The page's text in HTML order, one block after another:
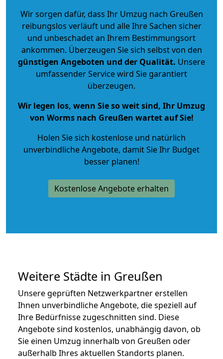
Wir sorgen dafür, dass Ihr Umzug nach Greußen
reibungslos verläuft und alle Ihre Sachen sicher
und unbeschadet an Ihrem Bestimmungsort
ankommen. Überzeugen Sie sich selbst von den
günstigen Angeboten und der Qualität. Unsere
umfassender Service wird Sie garantiert
überzeugen.
Wir legen los, wenn Sie so weit sind, Ihr Umzug
von Worms nach Greußen wartet auf Sie!
Holen Sie sich kostenlose und natürlich
unverbindliche Angebote, damit Sie Ihr Budget
besser planen!
Kostenlose Angebote erhalten
Weitere Städte in Greußen
Unsere geprüften Netzwerkpartner erstellen
Ihnen unverbindliche Angebote, die speziell auf
Ihre Bedürfnisse zugeschnitten sind. Diese
Angebote sind kostenlos, unabhängig davon, ob
Sie einen Umzug innerhalb von Greußen oder
außerhalb Ihres aktuellen Standorts planen.